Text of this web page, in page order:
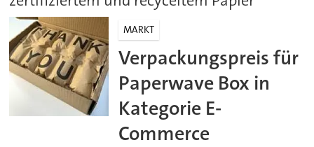
MARKT
Verpackungspreis für
Paperwave Box in
Kategorie E-
Commerce